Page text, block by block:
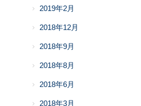
2019年2月
2018年12月
2018年9月
2018年8月
2018年6月
2018年3月